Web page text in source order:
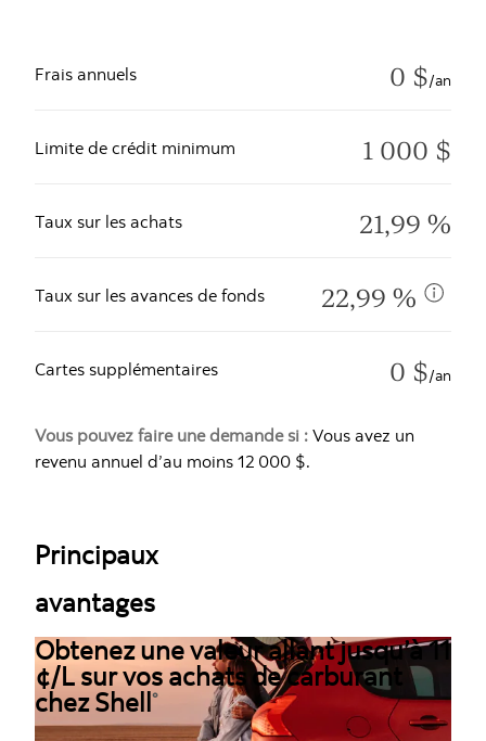
Frais annuels 0 $/an
Limite de crédit minimum 1 000 $
Taux sur les achats 21,99 %
Taux sur les avances de fonds 22,99 %
Cartes supplémentaires 0 $/an
Vous pouvez faire une demande si : Vous avez un
revenu annuel d’au moins 12 000 $.
Principaux
avantages
Obtenez une valeur allant jusqu’à 11
¢/L sur vos achats de carburant
chez Shell°